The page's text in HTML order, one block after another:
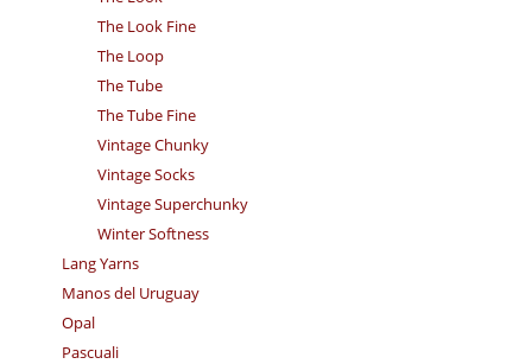
The Look Fine
The Loop
The Tube
The Tube Fine
Vintage Chunky
Vintage Socks
Vintage Superchunky
Winter Softness
Lang Yarns
Manos del Uruguay
Opal
Pascuali